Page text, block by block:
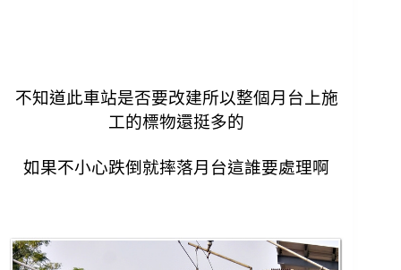
不知道此車站是否要改建所以整個月台上施
工的標物還挺多的
如果不小心跌倒就摔落月台這誰要處理啊